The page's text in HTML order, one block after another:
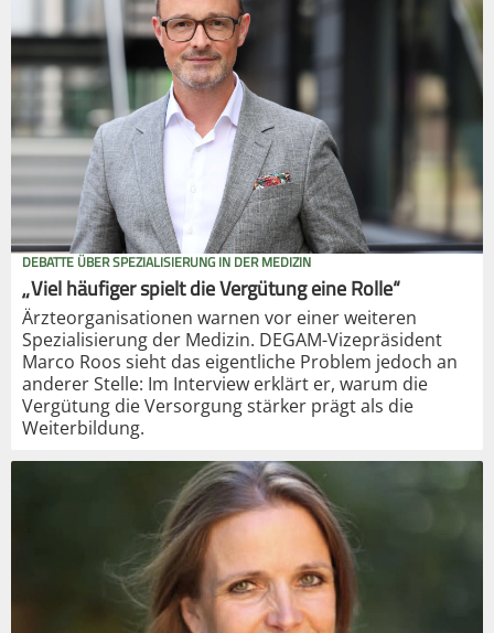
DEBATTE ÜBER SPEZIALISIERUNG IN DER MEDIZIN
„Viel häufiger spielt die Vergütung eine Rolle“
Ärzteorganisationen warnen vor einer weiteren
Spezialisierung der Medizin. DEGAM-Vizepräsident
Marco Roos sieht das eigentliche Problem jedoch an
anderer Stelle: Im Interview erklärt er, warum die
Vergütung die Versorgung stärker prägt als die
Weiterbildung.